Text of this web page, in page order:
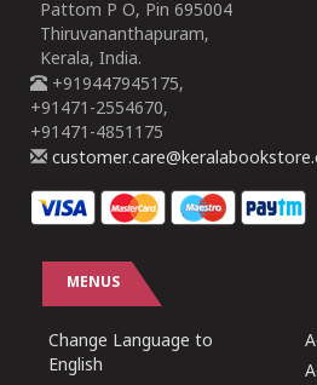
Pattom P O, Pin 695004
Thiruvananthapuram,
Kerala, India.
+919447945175,
+91471-2554670,
+91471-4851175
MENUS
Change Language to
English